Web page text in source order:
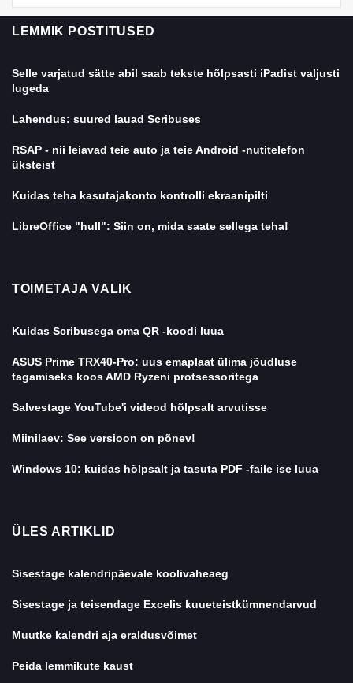
LEMMIK POSTITUSED
Selle varjatud sätte abil saab tekste hõlpsasti iPadist valjusti
lugeda
Lahendus: suured lauad Scribuses
RSAP - nii leiavad teie auto ja teie Android -nutitelefon
üksteist
Kuidas teha kasutajakonto kontrolli ekraanipilti
LibreOffice "hull": Siin on, mida saate sellega teha!
TOIMETAJA VALIK
Kuidas Scribusega oma QR -koodi luua
ASUS Prime TRX40-Pro: uus emaplaat ülima jõudluse
tagamiseks koos AMD Ryzeni protsessoritega
Salvestage YouTube'i videod hõlpsalt arvutisse
Miinilaev: See versioon on põnev!
Windows 10: kuidas hõlpsalt ja tasuta PDF -faile ise luua
ÜLES ARTIKLID
Sisestage kalendripäevale koolivaheaeg
Sisestage ja teisendage Excelis kuueteistkümnendarvud
Muutke kalendri aja eraldusvõimet
Peida lemmikute kaust